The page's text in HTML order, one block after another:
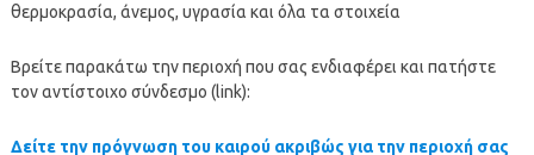
θερμοκρασία, άνεμος, υγρασία και όλα τα στοιχεία
Βρείτε παρακάτω την περιοχή που σας ενδιαφέρει και πατήστε
τον αντίστοιχο σύνδεσμο (link):
Δείτε την πρόγνωση του καιρού ακριβώς για την περιοχή σας